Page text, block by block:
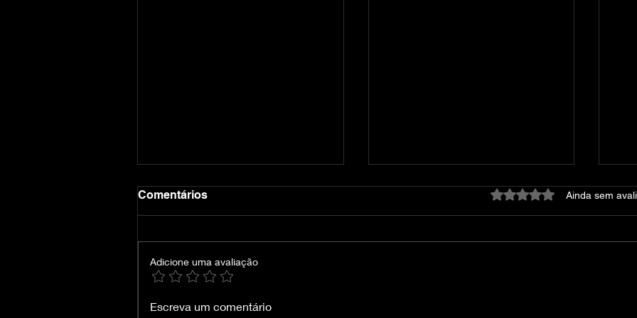
Crimson Desert-
Comentários Avaliado com 0 de 5
Ainda sem
Adicione uma avaliação
Escreva um comentário